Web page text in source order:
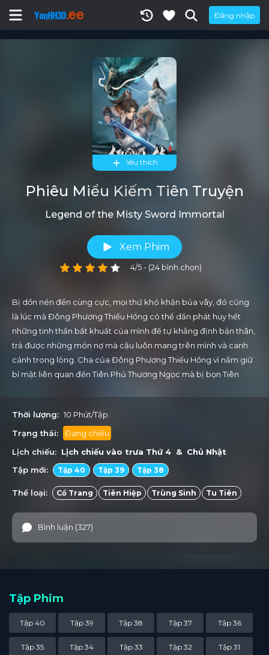
Đăng nhập
Yêu thích
Phiêu Miểu Kiếm Tiên Truyện
Legend of the Misty Sword Immortal
Xem Phim
4/5 - (24 bình chọn)
Bị dồn nén đến cùng cực, mọi thứ khó khăn bủa vây, đó cũng
là lúc mà Đông Phương Thiếu Hồng có thể dần phát huy hết
những tinh thần bất khuất của mình để tự khẳng định bản thân,
trả được những món nợ mà cậu luôn mang trên mình và canh
cánh trong lòng. Cha của Đông Phương Thiếu Hồng vì nắm giữ
bí mật liên quan đến Tiên Phủ Thương Ngọc mà bị bọn Tiên
cẳn bản của việc tu luyện. Trong lúc nguy ngập ấy, máu của
Thiếu Hồng đã giúp cậu phát huy được Tiên Nguyên Đạo Thạch
để có thể giải nguy cho gia tộc và bản thân, nhưng thù bắt cha
mắn thay, một người bạn cũ của cha cậu đã giúp cậu tu luyện,
ông ấy là Quý Dận Chân Nhân, người đã đưa cậu đến với Phiêu
lớn của mình, nhưng những người bạn đồng môn nơi đây thì
chẳng mấy ai dễ chịu cho lắm, họ luôn kỳ thị cậu vì một thứ có
Thời lượng: 10 Phút/Tập
Trạng thái:
Đang chiếu
Lịch chiếu: Lịch chiếu vào trưa Thứ 4 & Chủ Nhật
Tập mới:
Tập 40 Tập 39 Tập 38
Thể loại: Cổ Trang Tiên Hiệp Trùng Sinh Tu Tiên
Bình luận (327)
Tập Phim
Tập 40 Tập 39 Tập 38 Tập 37 Tập 36
Tập 35 Tập 34 Tập 33 Tập 32 Tập 31